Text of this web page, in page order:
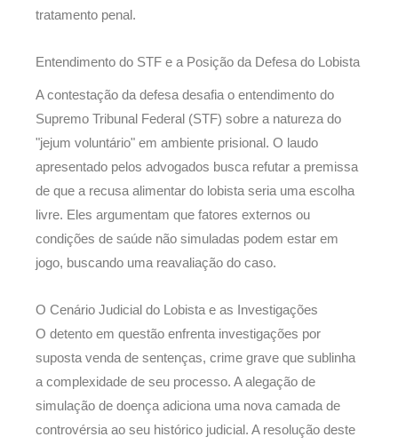
tratamento penal.
Entendimento do STF e a Posição da Defesa do Lobista
A contestação da defesa desafia o entendimento do
Supremo Tribunal Federal (STF) sobre a natureza do
"jejum voluntário" em ambiente prisional. O laudo
apresentado pelos advogados busca refutar a premissa
de que a recusa alimentar do lobista seria uma escolha
livre. Eles argumentam que fatores externos ou
condições de saúde não simuladas podem estar em
jogo, buscando uma reavaliação do caso.
O Cenário Judicial do Lobista e as Investigações
O detento em questão enfrenta investigações por
suposta venda de sentenças, crime grave que sublinha
a complexidade de seu processo. A alegação de
simulação de doença adiciona uma nova camada de
controvérsia ao seu histórico judicial. A resolução deste